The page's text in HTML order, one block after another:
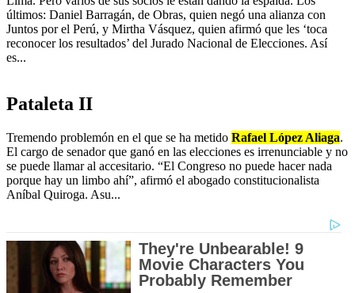
últimos: Daniel Barragán, de Obras, quien negó una alianza con
Juntos por el Perú, y Mirtha Vásquez, quien afirmó que les ‘toca
reconocer los resultados’ del Jurado Nacional de Elecciones. Así
es...
Pataleta II
Tremendo problemón en el que se ha metido Rafael López Aliaga.
El cargo de senador que ganó en las elecciones es irrenunciable y no
se puede llamar al accesitario. “El Congreso no puede hacer nada
porque hay un limbo ahí”, afirmó el abogado constitucionalista
Aníbal Quiroga. Asu...